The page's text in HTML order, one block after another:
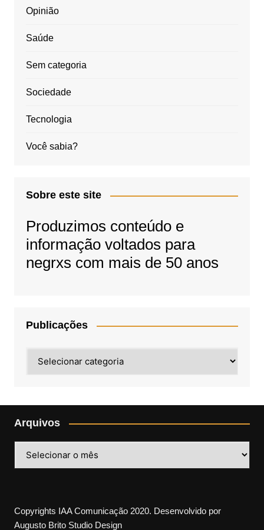
Opinião
Saúde
Sem categoria
Sociedade
Tecnologia
Você sabia?
Sobre este site
Produzimos conteúdo e
informação voltados para
negrxs com mais de 50 anos
Publicações
Arquivos
Copyrights IAA Comunicação 2020. Desenvolvido por
Augusto Brito Studio Design